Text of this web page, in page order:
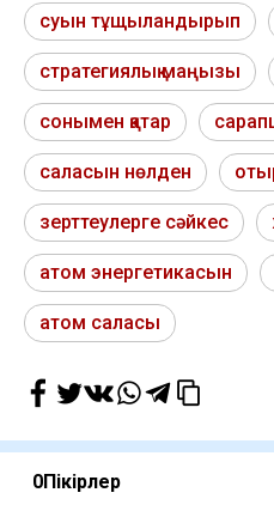
суын тұщыландырып
стратегиялық маңызы
сонымен қатар
саласын нөлден
зерттеулерге сәйкес
атом энергетикасын
атом саласы
0Пікірлер